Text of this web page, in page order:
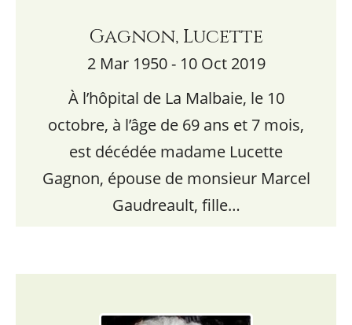
Gagnon, Lucette
2 Mar 1950 - 10 Oct 2019
À l’hôpital de La Malbaie, le 10
octobre, à l’âge de 69 ans et 7 mois,
est décédée madame Lucette
Gagnon, épouse de monsieur Marcel
Gaudreault, fille…